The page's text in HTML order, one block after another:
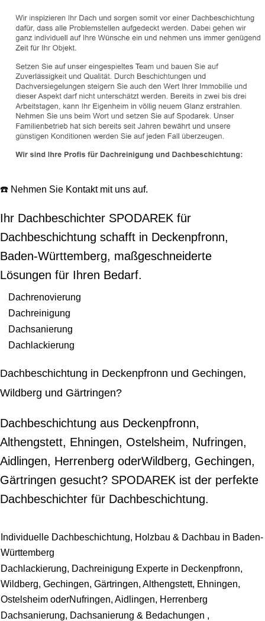
☎️ Nehmen Sie Kontakt mit uns auf.
Ihr Dachbeschichter SPODAREK für
Dachbeschichtung schafft in Deckenpfronn,
Baden-Württemberg, maßgeschneiderte
Lösungen für Ihren Bedarf.
Dachrenovierung
Dachreinigung
Dachsanierung
Dachlackierung
Dachbeschichtung in Deckenpfronn und Gechingen,
Wildberg und Gärtringen?
Dachbeschichtung aus Deckenpfronn,
Althengstett, Ehningen, Ostelsheim, Nufringen,
Aidlingen, Herrenberg oderWildberg, Gechingen,
Gärtringen gesucht? SPODAREK ist der perfekte
Dachbeschichter für Dachbeschichtung.
Individuelle Dachbeschichtung, Holzbau & Dachbau in Baden-
Württemberg
Dachlackierung, Dachreinigung Experte in Deckenpfronn,
Wildberg, Gechingen, Gärtringen, Althengstett, Ehningen,
Ostelsheim oderNufringen, Aidlingen, Herrenberg
Dachsanierung, Dachsanierung & Bedachungen ,